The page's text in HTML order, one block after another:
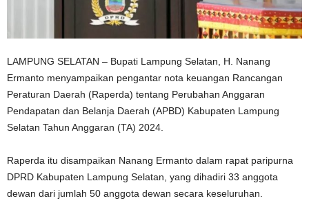
LAMPUNG SELATAN – Bupati Lampung Selatan, H. Nanang
Ermanto menyampaikan pengantar nota keuangan Rancangan
Peraturan Daerah (Raperda) tentang Perubahan Anggaran
Pendapatan dan Belanja Daerah (APBD) Kabupaten Lampung
Selatan Tahun Anggaran (TA) 2024.
Raperda itu disampaikan Nanang Ermanto dalam rapat paripurna
DPRD Kabupaten Lampung Selatan, yang dihadiri 33 anggota
dewan dari jumlah 50 anggota dewan secara keseluruhan.